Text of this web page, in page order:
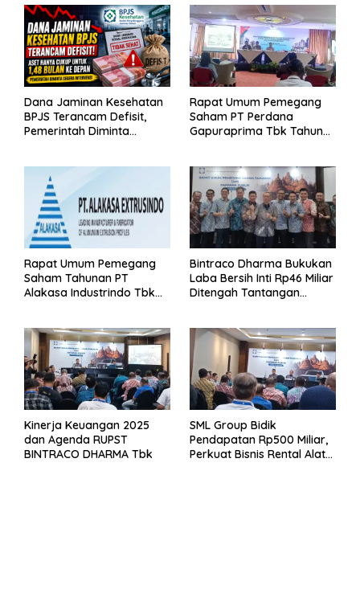
Dana Jaminan Kesehatan
BPJS Terancam Defisit,
Pemerintah Diminta
Rapat Umum Pemegang
Saham PT Perdana
Gapuraprima Tbk Tahun
Rapat Umum Pemegang
Saham Tahunan PT
Alakasa Industrindo Tbk
Bintraco Dharma Bukukan
Laba Bersih Inti Rp46 Miliar
Ditengah Tantangan
Kinerja Keuangan 2025
dan Agenda RUPST
BINTRACO DHARMA Tbk
SML Group Bidik
Pendapatan Rp500 Miliar,
Perkuat Bisnis Rental Alat